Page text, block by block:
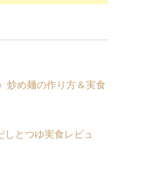
炒め麺の作り方＆実食
とつゆ実食レビュ